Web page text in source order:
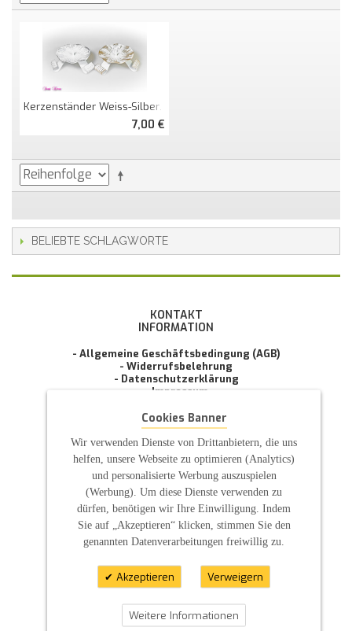
Kerzenständer Weiss-Silber / Weiss-Gold
7,00 €
BELIEBTE SCHLAGWORTE
KONTAKT
INFORMATION
- Allgemeine Geschäftsbedingung (AGB)
- Widerrufsbelehrung
- Datenschutzerklärung
- Impressum
E-Mail: infos@sp-kerzen.de
Cookies Banner
Wir verwenden Dienste von Drittanbietern, die uns
helfen, unsere Webseite zu optimieren (Analytics)
und personalisierte Werbung auszuspielen
(Werbung). Um diese Dienste verwenden zu
dürfen, benötigen wir Ihre Einwilligung. Indem
Sie auf „Akzeptieren“ klicken, stimmen Sie den
genannten Datenverarbeitungen freiwillig zu.
Akzeptieren Verweigern
Weitere Informationen